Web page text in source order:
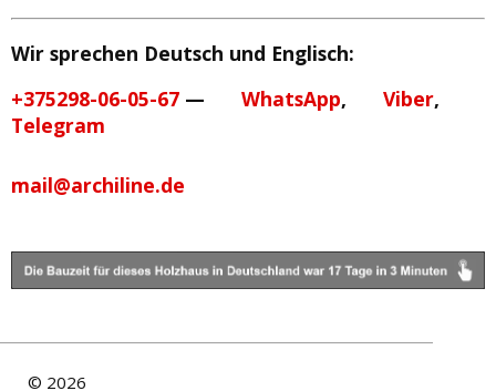
Wir sprechen Deutsch und Englisch:
+375298-06-05-67 — WhatsApp, Viber,
Telegram
mail@archiline.de
© 2026